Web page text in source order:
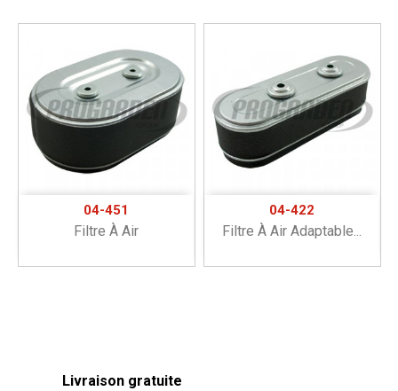
04-451
Filtre À Air
04-422
Filtre À Air Adaptable...
Livraison gratuite